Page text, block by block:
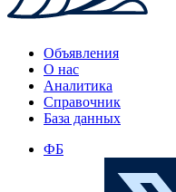
Объявления
О нас
Аналитика
Справочник
База данных
ФБ